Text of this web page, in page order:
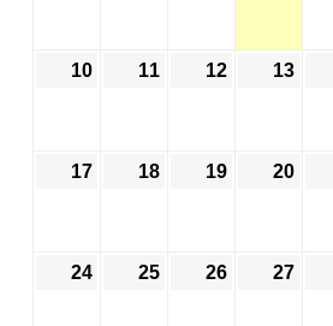
10 11 12 13
17 18 19 20
24 25 26 27